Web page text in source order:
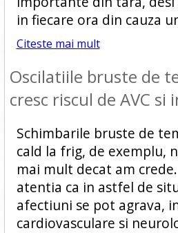
in fiecare ora din cauza
Citeste mai mult
Oscilatiile bruste de
cresc riscul de AVC si
Schimbarile bruste de
cald la frig, de exemplu,
mai mult decat am
atentia ca in astfel de
afectiuni se pot agrava,
cardiovasculare si